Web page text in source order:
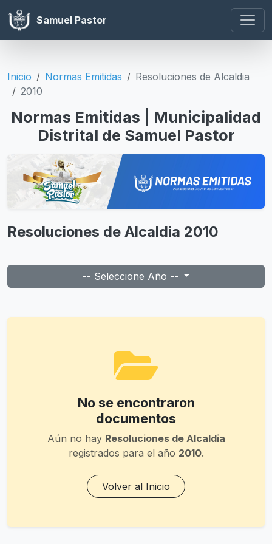
Samuel Pastor
Inicio Normas Emitidas
Resoluciones de Alcaldia
2010
Normas Emitidas | Municipalidad
Distrital de Samuel Pastor
Resoluciones de Alcaldia 2010
-- Seleccione Año --
No se encontraron
documentos
Aún no hay Resoluciones de Alcaldia
registrados para el año 2010.
Volver al Inicio